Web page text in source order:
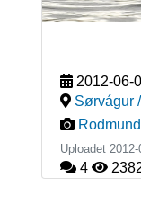
2012-06-
Sørvágur
Uploadet
4